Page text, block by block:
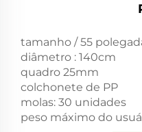
tamanho / 55
diâmetro : 140cm
quadro 25mm
colchonete de PP
molas: 30 unidades
peso máximo do